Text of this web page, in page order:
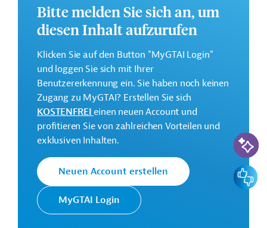
Weitere Informationen zu dem geplanten
Entwicklungsprojekt finden Sie auf derWebseite der
Gesamtkosten:
22,5 Millionen US-Dollar
Geberbeitrag:
20 Millionen US-Dollar
Die IDB ist die wichtigste
multilaterale
Bitte melden Sie sich an, um
diesen Inhalt aufzurufen
Klicken Sie auf den Button "MyGTAI Login"
und loggen Sie sich mit Ihrer
Benutzererkennung ein. Sie haben noch keinen
Zugang zu MyGTAI? Erstellen Sie sich
KOSTENFREIeinen neuen Account und
profitieren Sie von zahlreichen Vorteilen und
exklusiven Inhalten.
Neuen Account erstellen
MyGTAI Login
KI-